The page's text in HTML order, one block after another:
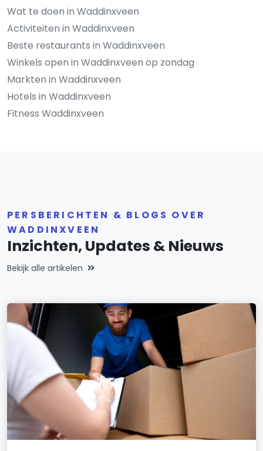
Wat te doen in Waddinxveen
Activiteiten in Waddinxveen
Beste restaurants in Waddinxveen
Winkels open in Waddinxveen op zondag
Markten in Waddinxveen
Hotels in Waddinxveen
Fitness Waddinxveen
PERSBERICHTEN & BLOGS OVER
WADDINXVEEN
Inzichten, Updates & Nieuws
Bekijk alle artikelen